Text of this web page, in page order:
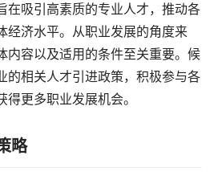
在吸引高素质的专业人才，推动各
经济水平。从职业发展的角度来
内容以及适用的条件至关重要。候
的相关人才引进政策，积极参与各
更多职业发展机会。
略